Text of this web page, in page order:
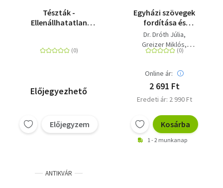
Tészták -
Ellenállhatatlan
Előjegyezhető
Előjegyzem
Egyházi szövegek
fordítása és
utószerkesztése -
Fordításoktatás és
könyvkiadás
Dr. Dróth Júlia
Greizer Miklós
Kovács Tímea
Szegedi Eszter
Ludányi Zsófia
Szentirmay Piroska
Online ár:
2 691 Ft
Eredeti ár: 2 990 Ft
Kosárba
1 - 2 munkanap
ANTIKVÁR